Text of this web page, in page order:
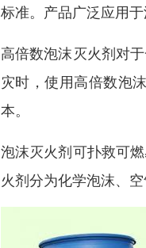
标准。产品广泛应用
高倍数泡沫灭火剂对
灾时，使用高倍数泡
本。
泡沫灭火剂可扑救可
火剂分为化学泡沫、